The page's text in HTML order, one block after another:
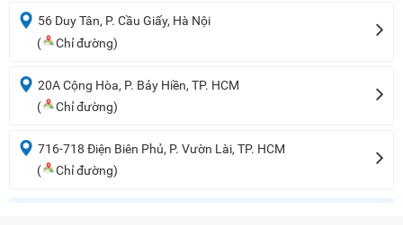
56 Duy Tân, P. Cầu Giấy, Hà Nội
(
Chỉ đường)
20A Cộng Hòa, P. Bảy Hiền, TP. HCM
(
Chỉ đường)
716-718 Điện Biên Phủ, P. Vườn Lài, TP. HCM
(
Chỉ đường)